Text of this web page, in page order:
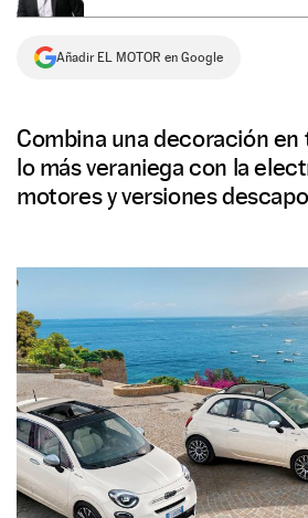
Añadir EL MOTOR en Google
Combina una decoración en
lo más veraniega con la
motores y versiones